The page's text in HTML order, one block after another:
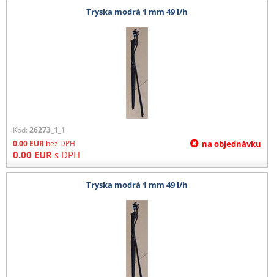
Tryska modrá 1 mm 49 l/h
Kód: 26273_1_1
0.00 EUR bez DPH
0.00 EUR s DPH
na objednávku
Tryska modrá 1 mm 49 l/h